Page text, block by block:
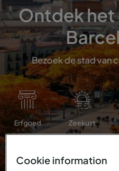
Ontdek het
Bezoek de stad van
Erfgoed Zeekust
Cookie information